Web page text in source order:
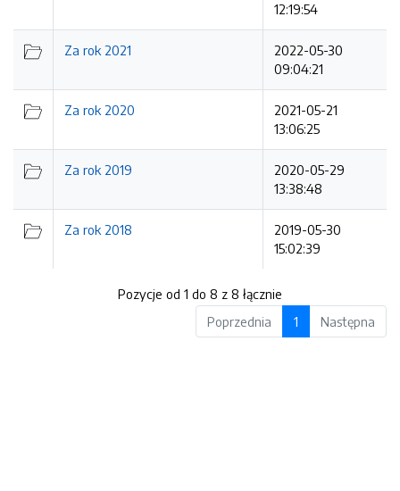
12:19:54
Za rok 2021
2022-05-30
09:04:21
Za rok 2020
2021-05-21
13:06:25
Za rok 2019
2020-05-29
13:38:48
Za rok 2018
2019-05-30
15:02:39
Pozycje od 1 do 8 z 8 łącznie
Poprzednia
1 Następna